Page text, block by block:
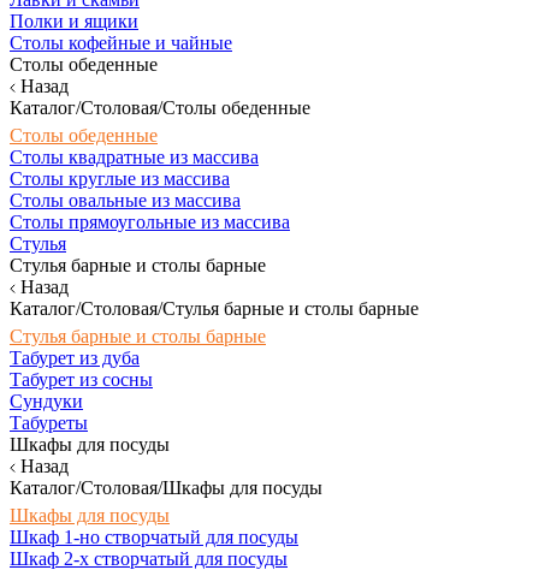
Полки и ящики
Столы кофейные и чайные
Столы обеденные
Назад
Каталог/Столовая/Столы обеденные
Столы обеденные
Столы квадратные из массива
Столы круглые из массива
Столы овальные из массива
Столы прямоугольные из массива
Стулья
Стулья барные и столы барные
Назад
Каталог/Столовая/Стулья барные и столы барные
Стулья барные и столы барные
Табурет из дуба
Табурет из сосны
Сундуки
Табуреты
Шкафы для посуды
Назад
Каталог/Столовая/Шкафы для посуды
Шкафы для посуды
Шкаф 1-но створчатый для посуды
Шкаф 2-х створчатый для посуды